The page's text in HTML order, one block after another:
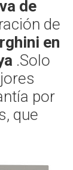
de
de
en
.Solo
por
que